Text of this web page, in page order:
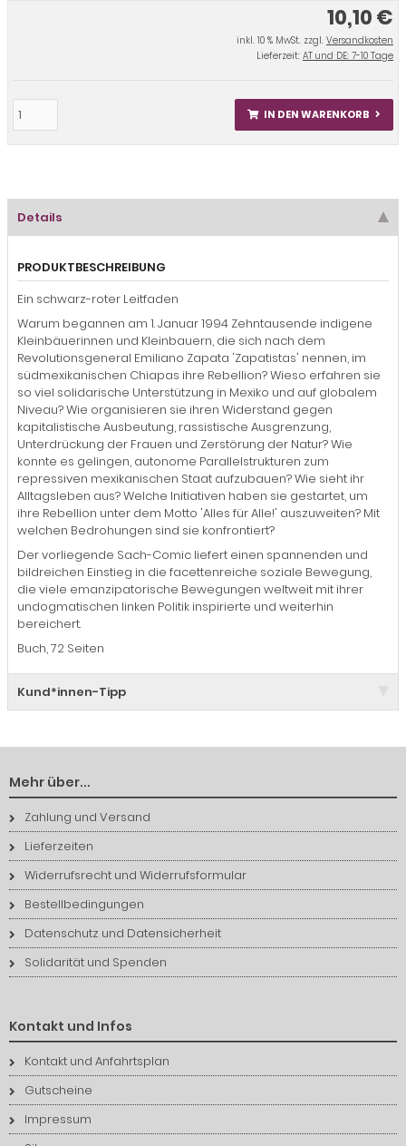
10,10 €
inkl. 10 % MwSt. zzgl. Versandkosten
Lieferzeit: AT und DE: 7-10 Tage
IN DEN WARENKORB
Details
PRODUKTBESCHREIBUNG
Ein schwarz-roter Leitfaden
Warum begannen am 1. Januar 1994 Zehntausende indigene
Kleinbäuerinnen und Kleinbauern, die sich nach dem
Revolutionsgeneral Emiliano Zapata 'Zapatistas' nennen, im
südmexikanischen Chiapas ihre Rebellion? Wieso erfahren sie
so viel solidarische Unterstützung in Mexiko und auf globalem
Niveau? Wie organisieren sie ihren Widerstand gegen
kapitalistische Ausbeutung, rassistische Ausgrenzung,
Unterdrückung der Frauen und Zerstörung der Natur? Wie
konnte es gelingen, autonome Parallelstrukturen zum
repressiven mexikanischen Staat aufzubauen? Wie sieht ihr
Alltagsleben aus? Welche Initiativen haben sie gestartet, um
ihre Rebellion unter dem Motto 'Alles für Alle!' auszuweiten? Mit
welchen Bedrohungen sind sie konfrontiert?
Der vorliegende Sach-Comic liefert einen spannenden und
bildreichen Einstieg in die facettenreiche soziale Bewegung,
die viele emanzipatorische Bewegungen weltweit mit ihrer
undogmatischen linken Politik inspirierte und weiterhin
bereichert.
Buch, 72 Seiten
Kund*innen-Tipp
Mehr über...
Zahlung und Versand
Lieferzeiten
Widerrufsrecht und Widerrufsformular
Bestellbedingungen
Datenschutz und Datensicherheit
Solidarität und Spenden
Kontakt und Infos
Kontakt und Anfahrtsplan
Gutscheine
Impressum